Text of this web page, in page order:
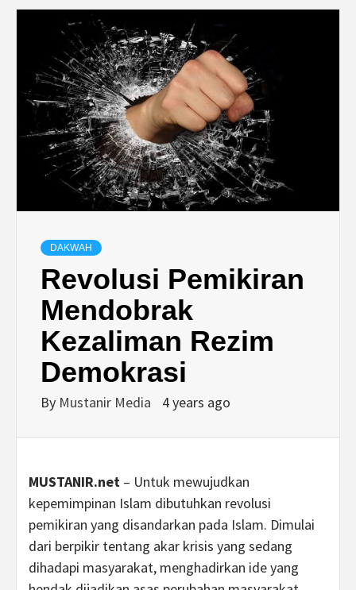
DAKWAH
Revolusi Pemikiran
Mendobrak
Kezaliman Rezim
Demokrasi
By Mustanir Media 4 years ago
MUSTANIR.net – Untuk mewujudkan
kepemimpinan Islam dibutuhkan revolusi
pemikiran yang disandarkan pada Islam. Dimulai
dari berpikir tentang akar krisis yang sedang
dihadapi masyarakat, menghadirkan ide yang